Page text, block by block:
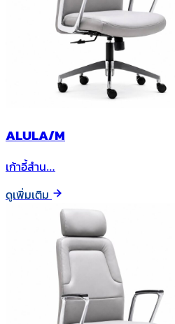
ALULA/M
เก้าอี้สำน…
ดูเพิ่มเติม